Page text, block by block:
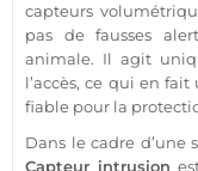
capteurs
pas de fausses
animale. Il agit
l’accès, ce qui en fait
fiable pour la
Dans le cadre d’une
Capteur intrusion